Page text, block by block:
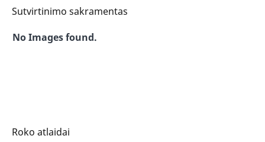
Sutvirtinimo sakramentas
No Images found.
Roko atlaidai